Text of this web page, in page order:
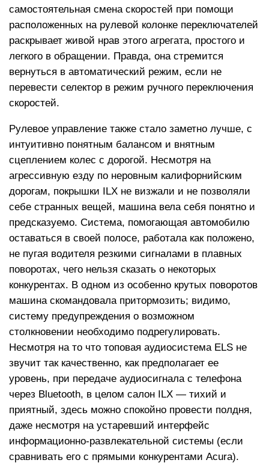
самостоятельная смена скоростей при помощи
расположенных на рулевой колонке переключателей
раскрывает живой нрав этого агрегата, простого и
легкого в обращении. Правда, она стремится
вернуться в автоматический режим, если не
перевести селектор в режим ручного переключения
скоростей.
Рулевое управление также стало заметно лучше, с
интуитивно понятным балансом и внятным
сцеплением колес с дорогой. Несмотря на
агрессивную езду по неровным калифорнийским
дорогам, покрышки ILX не визжали и не позволяли
себе странных вещей, машина вела себя понятно и
предсказуемо. Система, помогающая автомобилю
оставаться в своей полосе, работала как положено,
не пугая водителя резкими сигналами в плавных
поворотах, чего нельзя сказать о некоторых
конкурентах. В одном из особенно крутых поворотов
машина скомандовала притормозить; видимо,
систему предупреждения о возможном
столкновении необходимо подрегулировать.
Несмотря на то что топовая аудиосистема ELS не
звучит так качественно, как предполагает ее
уровень, при передаче аудиосигнала с телефона
через Bluetooth, в целом салон ILX — тихий и
приятный, здесь можно спокойно провести полдня,
даже несмотря на устаревший интерфейс
информационно-развлекательной системы (если
сравнивать его с прямыми конкурентами Acura).